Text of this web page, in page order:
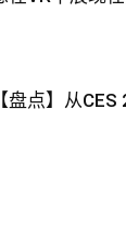
【盘点】从